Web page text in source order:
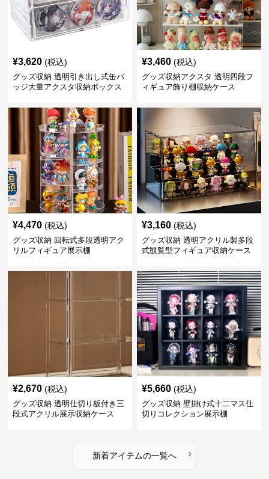
¥3,620 (税込)
グッズ収納 透明引き出し式缶バ
ッジ大量アクスタ収納ボックス
¥3,460 (税込)
グッズ収納アクスタ 透明四段フ
ィギュア飾り棚収納ケース
¥4,470 (税込)
グッズ収納 回転式多段透明アク
リルフィギュア展示棚
¥3,160 (税込)
グッズ収納 透明アクリル製多段
式観覧型フィギュア収納ケース
¥2,670 (税込)
グッズ収納 透明仕切り板付き三
段式アクリル展示収納ケース
¥5,660 (税込)
グッズ収納 壁掛け式十二マス仕
切りコレクション展示棚
新着アイテムの一覧へ ›